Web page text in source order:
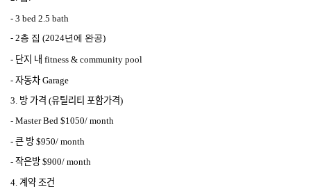
- 3 bed 2.5 bath
- 2층 집 (2024년에 완공)
- 단지 내 fitness & community pool
- 자동차 Garage
3. 방 가격 (유틸리티 포함가격)
- Master Bed $1050/ month
- 큰 방 $950/ month
- 작은방 $900/ month
4. 계약 조건